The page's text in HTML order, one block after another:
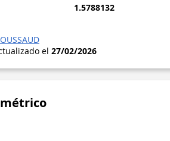
1.5788132
el 27/02/2026